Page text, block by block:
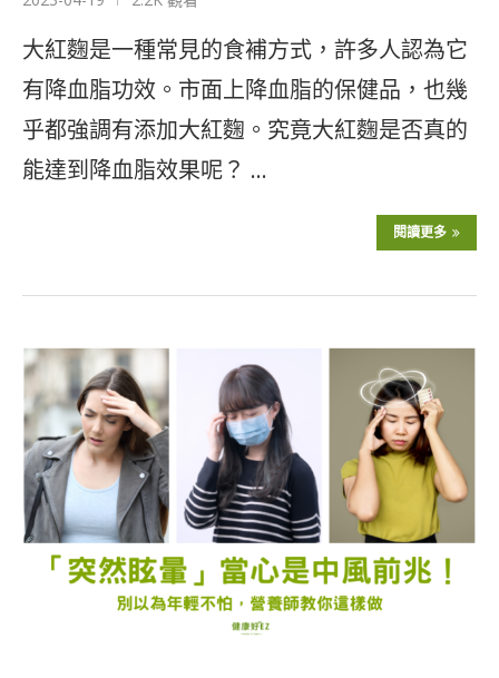
大紅麴是一種常見的食補方式，許多人認為它
有降血脂功效。市面上降血脂的保健品，也幾
乎都強調有添加大紅麴。究竟大紅麴是否真的
能達到降血脂效果呢？ …
閱讀更多